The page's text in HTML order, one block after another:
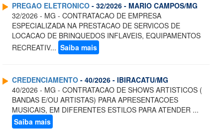
PREGAO ELETRONICO - 32/2026 - MARIO CAMPOS/MG
32/2026 - MG - CONTRATACAO DE EMPRESA
ESPECIALIZADA NA PRESTACAO DE SERVICOS DE
LOCACAO DE BRINQUEDOS INFLAVEIS, EQUIPAMENTOS
RECREATIV... Saiba mais
CREDENCIAMENTO - 40/2026 - IBIRACATU/MG
40/2026 - MG - CONTRATACAO DE SHOWS ARTISTICOS (
BANDAS E/OU ARTISTAS) PARA APRESENTACOES
MUSICAIS, EM DIFERENTES ESTILOS PARA ATENDER ...
Saiba mais